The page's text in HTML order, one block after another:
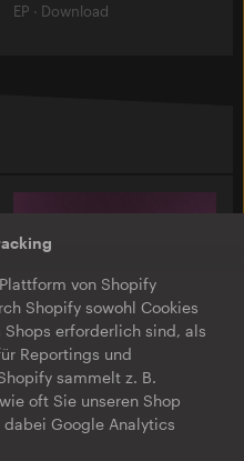
von Shopify
Shopify sowohl Cookies
erforderlich sind, als
Reportings und
sammelt z. B.
oft Sie unseren Shop
Google Analytics
EP · Download
O-TON 130
Inox Traxx | Love Letter